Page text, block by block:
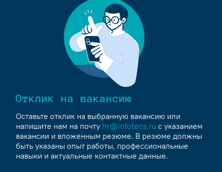
Отклик на вакансию
Оставьте отклик на выбранную вакансию или
напишите нам на почту hr@infotecs.ru с указанием
вакансии и вложенным резюме. В резюме должны
быть указаны опыт работы, профессиональные
навыки и актуальные контактные данные.